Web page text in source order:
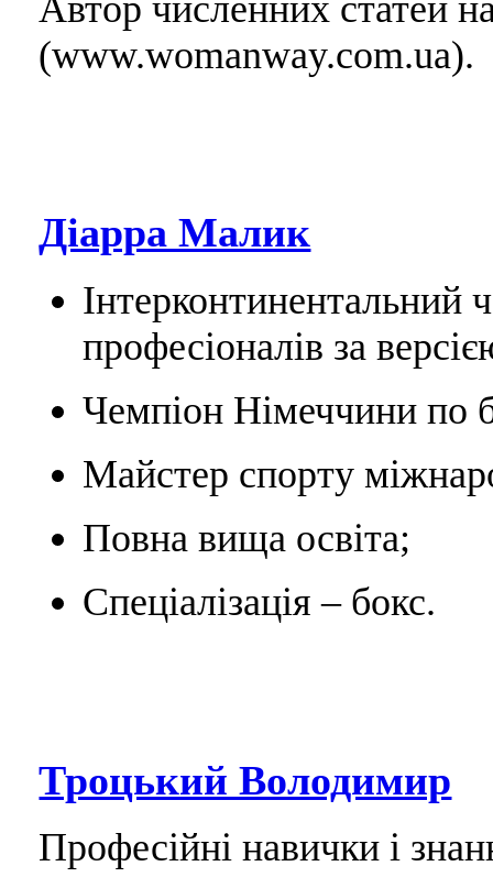
(www.womanway.com.ua).
Діарра Малик
Інтерконтинентальний
професіоналів за
Чемпіон Німеччини по
Майстер спорту
Повна вища освіта;
Спеціалізація – бокс.
Троцький Володимир
Професійні навички і